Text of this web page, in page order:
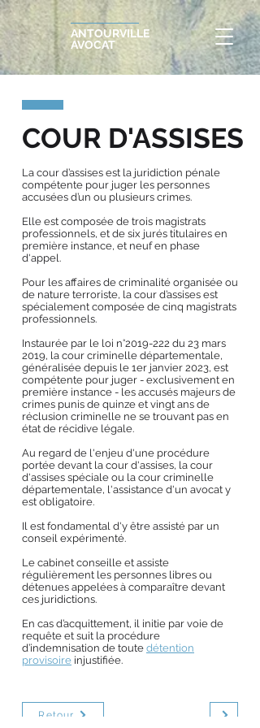
ANTOURVILLE
AVOCAT
COUR D'ASSISES
La cour d’assises est la juridiction pénale
compétente pour juger les personnes
accusées d’un ou plusieurs crimes.
Elle est composée de trois magistrats
professionnels, et de six jurés titulaires en
première instance, et neuf en phase
d'appel.
Pour les affaires de criminalité organisée ou
de nature terroriste, la cour d’assises est
spécialement composée de cinq magistrats
professionnels.
Instaurée par le loi n°2019-222 du 23 mars
2019, la cour criminelle départementale,
généralisée depuis le 1er janvier 2023, est
compétente pour juger - exclusivement en
première instance - les accusés majeurs de
crimes punis de quinze et vingt ans de
réclusion criminelle ne se trouvant pas en
état de récidive légale.
Au regard de l'enjeu d'une procédure
portée devant la cour d'assises, la cour
d'assises spéciale ou la cour criminelle
départementale, l'assistance d'un avocat y
est obligatoire.
Il est fondamental d'y être assisté par un
conseil expérimenté.
Le cabinet conseille et assiste
régulièrement les personnes libres ou
détenues appelées à comparaître devant
ces juridictions.
En cas d’acquittement, il initie par voie de
requête et suit la procédure
d’indemnisation de toute détention
provisoire injustifiée.
Retour